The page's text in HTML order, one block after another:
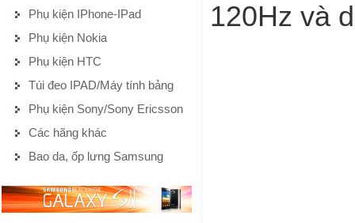
Phụ kiện IPhone-IPad
Phụ kiện Nokia
Phụ kiện HTC
Túi đeo IPAD/Máy tính bảng
Phụ kiện Sony/Sony Ericsson
Các hãng khác
Bao da, ốp lưng Samsung
120Hz và